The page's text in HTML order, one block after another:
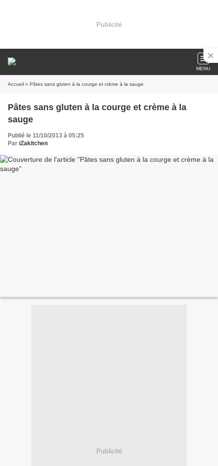
Publicité
MENU
Accueil » Pâtes sans gluten à la courge et crème à la sauge
Pâtes sans gluten à la courge et crème à la
sauge
Publié le 11/10/2013 à 05:25
Par iZakitchen
Publicité